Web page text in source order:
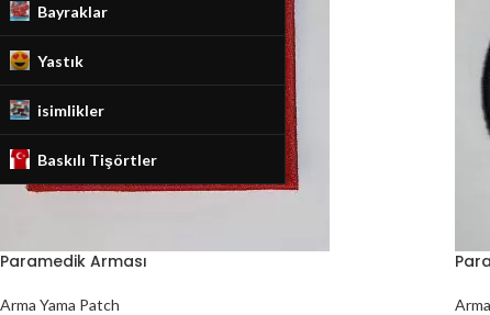
Bayraklar
Yastık
isimlikler
Baskılı Tişörtler
Paramedik Arması
Arma Yama Patch